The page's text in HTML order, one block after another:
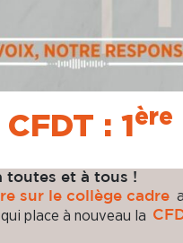
CFDT : 1ère
toutes et à tous !
sur le collège cadre
place à nouveau la